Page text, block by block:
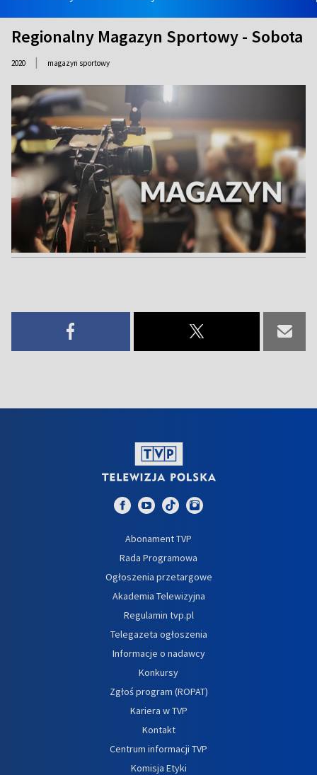
Regionalny Magazyn Sportowy - Sobota
2020 | magazyn sportowy
Abonament TVP
Rada Programowa
Ogłoszenia przetargowe
Akademia Telewizyjna
Regulamin tvp.pl
Telegazeta ogłoszenia
Informacje o nadawcy
Konkursy
Zgłoś program (ROPAT)
Kariera w TVP
Kontakt
Centrum informacji TVP
Komisja Etyki